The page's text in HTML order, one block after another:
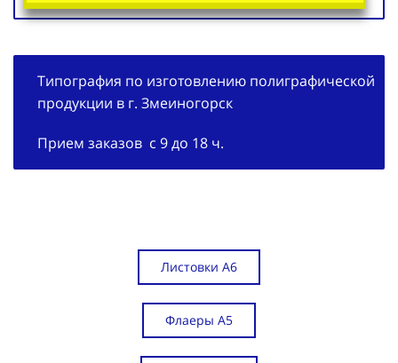
Типография по изготовлению полиграфической
продукции в г. Змеиногорск
Прием заказов с 9 до 18 ч.
Листовки А6
Флаеры А5